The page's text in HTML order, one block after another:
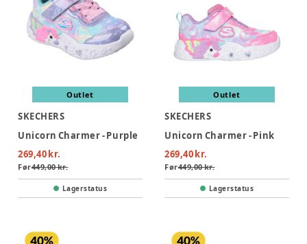
Outlet
SKECHERS
Unicorn Charmer - Purple
269,40 kr.
Før449,00 kr.
Lagerstatus
Outlet
SKECHERS
Unicorn Charmer - Pink
269,40 kr.
Før449,00 kr.
Lagerstatus